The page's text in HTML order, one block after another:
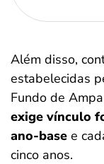
Além disso,
estabelecidas
Fundo de
exige vínculo
ano-base e
cinco anos.